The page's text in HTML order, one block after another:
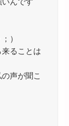
）
ることは
声が聞こ